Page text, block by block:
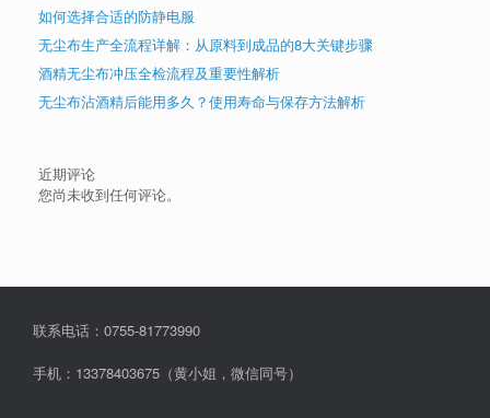
如何选择合适的防静电服
无尘布生产全流程详解：从原料到成品的8大关键步骤
酒精无尘布冲压全检流程及重要性解析
无尘布沾酒精后能用多久？使用寿命与保存方法解析
近期评论
您尚未收到任何评论。
联系电话：0755-81773990
手机：13378403675（黄小姐，微信同号）